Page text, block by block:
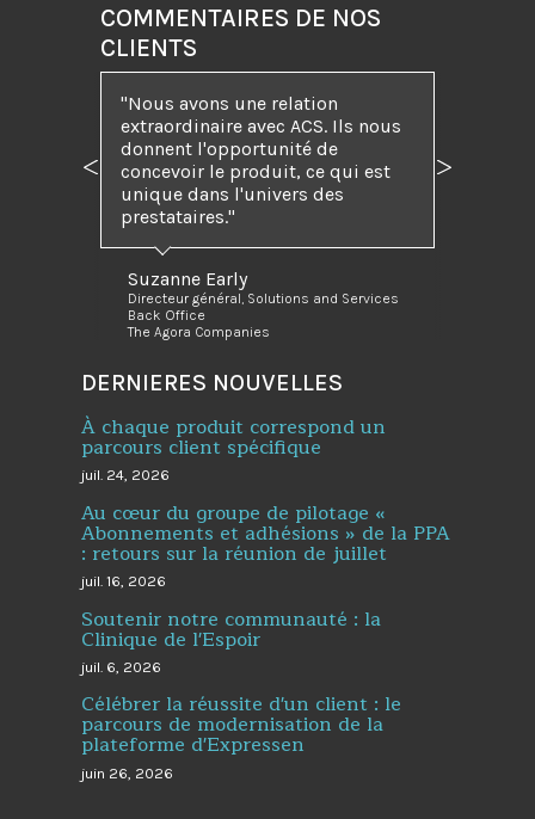
COMMENTAIRES DE NOS
CLIENTS
"Nous avons une relation
extraordinaire avec ACS. Ils nous
donnent l'opportunité de
concevoir le produit, ce qui est
unique dans l'univers des
prestataires."
Suzanne Early
Directeur général, Solutions and Services
Back Office
The Agora Companies
Précédent Suivant
DERNIERES NOUVELLES
À chaque produit correspond un
parcours client spécifique
juil. 24, 2026
Au cœur du groupe de pilotage «
Abonnements et adhésions » de la PPA
: retours sur la réunion de juillet
juil. 16, 2026
Soutenir notre communauté : la
Clinique de l'Espoir
juil. 6, 2026
Célébrer la réussite d'un client : le
parcours de modernisation de la
plateforme d'Expressen
juin 26, 2026